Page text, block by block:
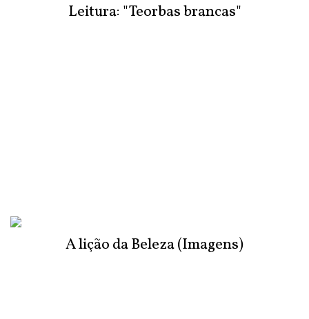
Leitura: "Teorbas brancas"
A lição da Beleza (Imagens)